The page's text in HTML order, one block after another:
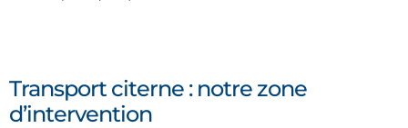
Transport citerne : notre zone
d’intervention